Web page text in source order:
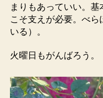
まりもあっていい。
こそ支えが必要。べ
いる）。
火曜日もがんばろう。